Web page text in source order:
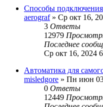
Способы
aerograf» Ср окт 16,
3 Ответы
12979
Последнее
Ср окт 16, 2024
Автоматика для
misledgore » Пн июн
0 Ответы
12449